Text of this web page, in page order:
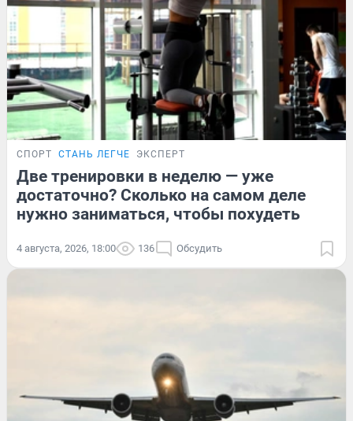
СПОРТ СТАНЬ ЛЕГЧЕ ЭКСПЕРТ
Две тренировки в неделю — уже
достаточно? Сколько на самом деле
нужно заниматься, чтобы похудеть
4 августа, 2026, 18:00 136 Обсудить